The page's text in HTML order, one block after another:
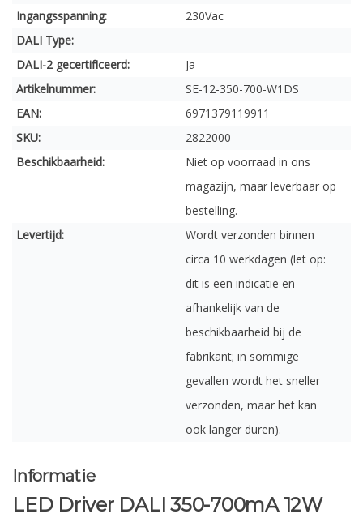
Ingangsspanning:
230Vac
DALI Type:
DALI-2 gecertificeerd:
Ja
Artikelnummer:
SE-12-350-700-W1DS
EAN:
6971379119911
SKU:
2822000
Beschikbaarheid:
Niet op voorraad in ons
magazijn, maar leverbaar op
bestelling.
Levertijd:
Wordt verzonden binnen
circa 10 werkdagen (let op:
dit is een indicatie en
afhankelijk van de
beschikbaarheid bij de
fabrikant; in sommige
gevallen wordt het sneller
verzonden, maar het kan
ook langer duren).
Informatie
LED Driver DALI 350-700mA 12W